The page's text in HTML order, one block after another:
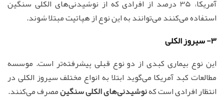
آمریکا، 35 درصد از افرادی که از نوشیدنی‌های الکلی سنگین
استفاده می‌کنند می‌توانند به این نوع از هپاتیت مبتلا شوند.
3- سیروز الکلی
این نوع بیماری کبدی از دو نوع قبلی پیشرفته‌تر است. موسسه
مطالعات کبد آمریکا می‌گوید ابتلا به انواع مختلف سیروز الکلی در
انتظار افرادی است کهنوشیدنی‌های الکلی سنگینمصرف می‌کنند.